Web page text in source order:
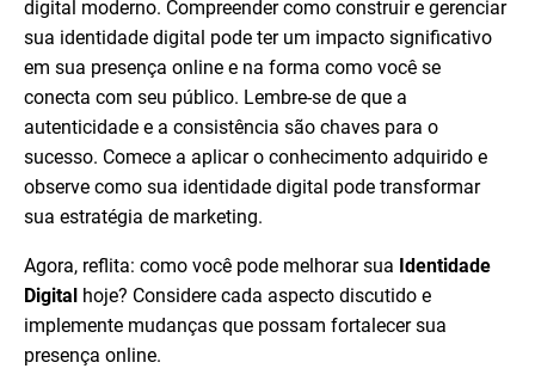
digital moderno. Compreender como construir e gerenciar
sua identidade digital pode ter um impacto significativo
em sua presença online e na forma como você se
conecta com seu público. Lembre-se de que a
autenticidade e a consistência são chaves para o
sucesso. Comece a aplicar o conhecimento adquirido e
observe como sua identidade digital pode transformar
sua estratégia de marketing.
Agora, reflita: como você pode melhorar sua Identidade
Digital hoje? Considere cada aspecto discutido e
implemente mudanças que possam fortalecer sua
presença online.